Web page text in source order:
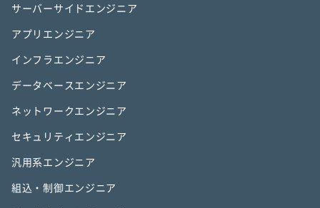
サーバーサイドエンジニア
アプリエンジニア
インフラエンジニア
データベースエンジニア
ネットワークエンジニア
セキュリティエンジニア
汎用系エンジニア
組込・制御エンジニア